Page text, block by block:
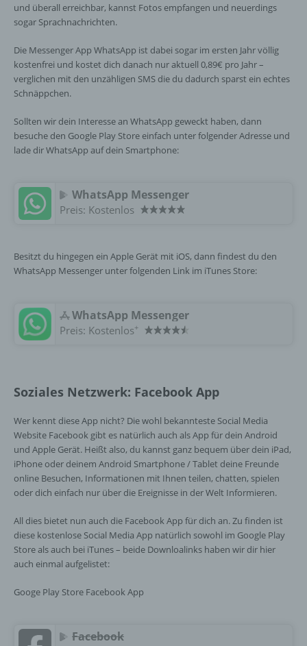
und überall erreichbar, kannst Fotos empfangen und neuerdings
sogar Sprachnachrichten.
Die Messenger App WhatsApp ist dabei sogar im ersten Jahr völlig
kostenfrei und kostet dich danach nur aktuell 0,89€ pro Jahr –
verglichen mit den unzähligen SMS die du dadurch sparst ein echtes
Schnäppchen.
Sollten wir dein Interesse an WhatsApp geweckt haben, dann
besuche den Google Play Store einfach unter folgender Adresse und
lade dir WhatsApp auf dein Smartphone:
WhatsApp Messenger
Preis: Kostenlos
Besitzt du hingegen ein Apple Gerät mit iOS, dann findest du den
WhatsApp Messenger unter folgenden Link im iTunes Store:
WhatsApp Messenger
Preis: Kostenlos+
Soziales Netzwerk: Facebook App
Wer kennt diese App nicht? Die wohl bekannteste Social Media
Website Facebook gibt es natürlich auch als App für dein Android
und Apple Gerät. Heißt also, du kannst ganz bequem über dein iPad,
iPhone oder deinem Android Smartphone / Tablet deine Freunde
online Besuchen, Informationen mit Ihnen teilen, chatten, spielen
oder dich einfach nur über die Ereignisse in der Welt Informieren.
All dies bietet nun auch die Facebook App für dich an. Zu finden ist
diese kostenlose Social Media App natürlich sowohl im Google Play
Store als auch bei iTunes – beide Downloalinks haben wir dir hier
auch einmal aufgelistet:
Googe Play Store Facebook App
Facebook